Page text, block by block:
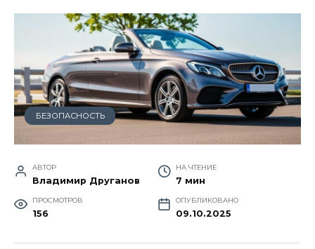
БЕЗОПАСНОСТЬ
АВТОР
Владимир Друганов
НА ЧТЕНИЕ
7 мин
ПРОСМОТРОВ
156
ОПУБЛИКОВАНО
09.10.2025